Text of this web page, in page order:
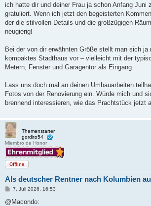
a
ich hatte dir und deiner Frau ja schon Anfang Juni
gratuliert. Wenn ich jetzt den begeisterten
der die stilvollen Details und die großzügigen
neugierig!
Bei der von dir erwähnten Größe stellt man sich ja
kompaktes Stadthaus vor – vielleicht mit der
Metern, Fenster und Garagentor als Eingang.
Lass uns doch mal an deinen Umbauarbeiten
Fotos von der Renovierung ein. Würde mich und
brennend interessieren, wie das Prachtstück jetzt
Themenstarter
gordito54
Miembro de Honor
Offline
Als deutscher Rentner nach Kolumbien
B
i
7. Juli 2026, 16:53
@Macondo: